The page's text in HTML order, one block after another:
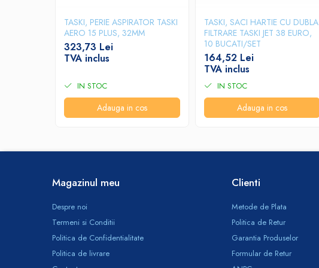
Aparate odorizante profesionale
Odorizant toalera, wc
Odorizante camera
Site odorizante pisoar
Produse de curatenie
Carucioare
Carucioare curatenie
Mopuri Profesionale
Racleta, perii pardoseala
Saci menajeri
TASKI, PERIE ASPIRATOR TASKI
AERO 15 PLUS, 32MM
323,73 Lei
TVA inclus
IN STOC
Adauga in cos
TASKI, SACI HARTIE CU DUBLA
FILTRARE TASKI JET 38 EURO,
10 BUCATI/SET
164,52 Lei
TVA inclus
IN STOC
Adauga in cos
Magazinul meu
Despre noi
Termeni si Conditii
Politica de Confidentialitate
Politica de livrare
Clienti
Metode de Plata
Politica de Retur
Garantia Produselor
Formular de Retur